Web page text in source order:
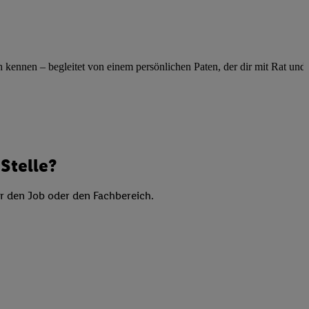
– begleitet von einem persönlichen Paten, der dir mit Rat und
Job oder den Fachbereich.
Quellen,
Analyse
Verwendung
von Profilen